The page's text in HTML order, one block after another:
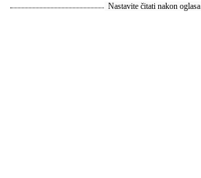
Nastavite čitati nakon oglasa